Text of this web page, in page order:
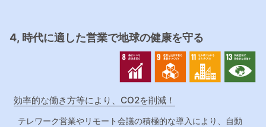
4, 時代に適した営業で地球の健康を守る
効率的な働き方等により、CO2を削減！
テレワーク営業やリモート会議の積極的な導入により、自動